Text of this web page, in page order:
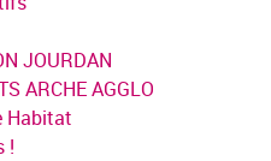
JOURDAN
ARCHE AGGLO
Habitat
!